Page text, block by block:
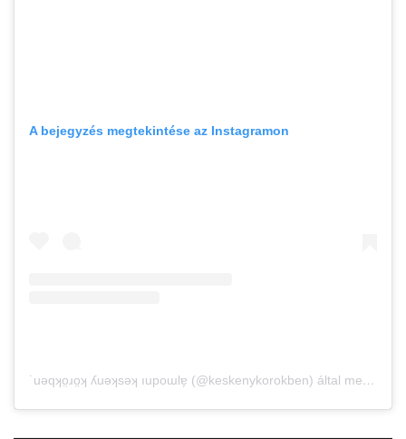
A bejegyzés megtekintése az Instagramon
˙uǝqʞo̤ɹo̤ʞ ʎuǝʞsǝʞ ıupoɯlɐ̗ (@keskenykorokben) által megosztott bejegyzés